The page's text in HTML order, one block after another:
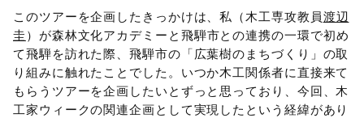
このツアーを企画したきっかけは、私（木工専攻教員渡辺
圭 ）が森林文化アカデミーと飛騨市との連携の一環で初め
て飛騨を訪れた際、飛騨市の「広葉樹のまちづくり」の取
り組みに触れたことでした。いつか木工関係者に直接来て
もらうツアーを企画したいとずっと思っており、今回、木
工家ウィークの関連企画として実現したという経緯があり